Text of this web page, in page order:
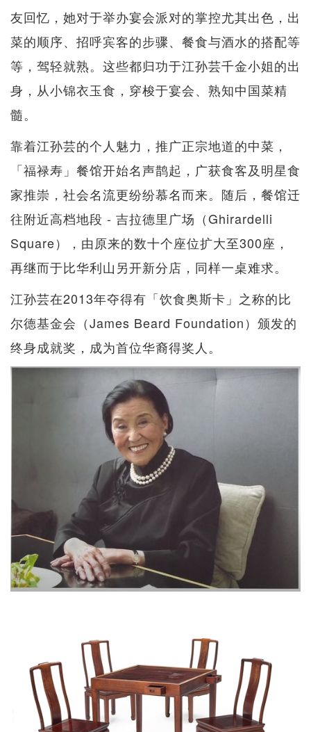
友回忆，她对于举办宴会派对的掌控尤其出色，出
菜的顺序、招呼宾客的步骤、餐食与酒水的搭配等
等，驾轻就熟。这些都归功于江孙芸千金小姐的出
身，从小锦衣玉食，穿梭于宴会、熟知中国菜精
髓。
靠着江孙芸的个人魅力，推广正宗地道的中菜，
「福禄寿」餐馆开始名声鹊起，广获食客及明星食
家推崇，社会名流更纷纷慕名而来。随后，餐馆迁
往附近高档地段 - 吉拉德里广场（Ghirardelli
Square），由原来的数十个座位扩大至300座，
再继而于比华利山另开新分店，同样一桌难求。
江孙芸在2013年夺得有「饮食奥斯卡」之称的比
尔德基金会（James Beard Foundation）颁发的
终身成就奖，成为首位华裔得奖人。